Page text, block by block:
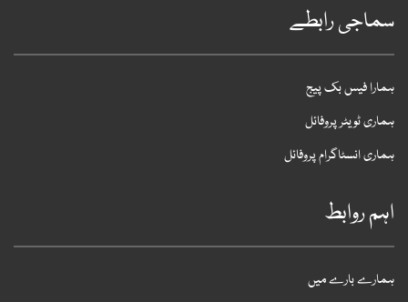
رابطے
فیس بک پیج
ٹویٹر پروفائل
انسٹاگرام پروفائل
روابط
بارے میں